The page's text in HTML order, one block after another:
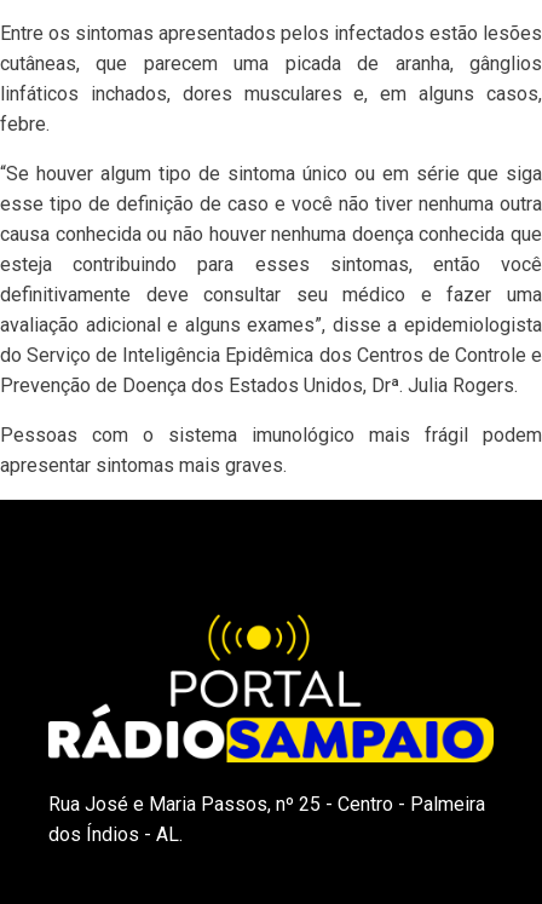
Entre os sintomas apresentados pelos infectados estão lesões
cutâneas, que parecem uma picada de aranha, gânglios
linfáticos inchados, dores musculares e, em alguns casos,
febre.
“Se houver algum tipo de sintoma único ou em série que siga
esse tipo de definição de caso e você não tiver nenhuma outra
causa conhecida ou não houver nenhuma doença conhecida que
esteja contribuindo para esses sintomas, então você
definitivamente deve consultar seu médico e fazer uma
avaliação adicional e alguns exames”, disse a epidemiologista
do Serviço de Inteligência Epidêmica dos Centros de Controle e
Prevenção de Doença dos Estados Unidos, Drª. Julia Rogers.
Pessoas com o sistema imunológico mais frágil podem
apresentar sintomas mais graves.
Rua José e Maria Passos, nº 25 - Centro - Palmeira
dos Índios - AL.